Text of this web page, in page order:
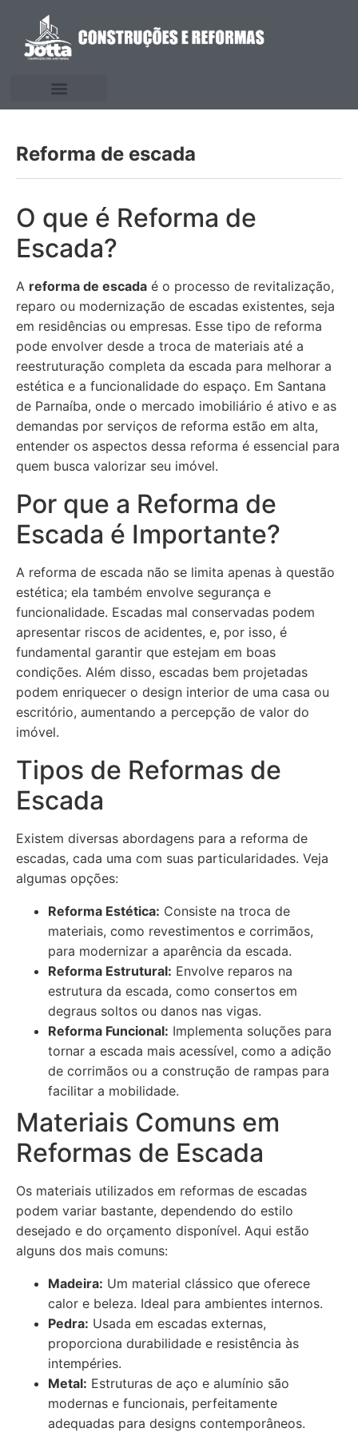
Reforma de escada
O que é Reforma de
Escada?
A reforma de escada é o processo de revitalização,
reparo ou modernização de escadas existentes, seja
em residências ou empresas. Esse tipo de reforma
pode envolver desde a troca de materiais até a
reestruturação completa da escada para melhorar a
estética e a funcionalidade do espaço. Em Santana
de Parnaíba, onde o mercado imobiliário é ativo e as
demandas por serviços de reforma estão em alta,
entender os aspectos dessa reforma é essencial para
quem busca valorizar seu imóvel.
Por que a Reforma de
Escada é Importante?
A reforma de escada não se limita apenas à questão
estética; ela também envolve segurança e
funcionalidade. Escadas mal conservadas podem
apresentar riscos de acidentes, e, por isso, é
fundamental garantir que estejam em boas
condições. Além disso, escadas bem projetadas
podem enriquecer o design interior de uma casa ou
escritório, aumentando a percepção de valor do
imóvel.
Tipos de Reformas de
Escada
Existem diversas abordagens para a reforma de
escadas, cada uma com suas particularidades. Veja
algumas opções:
Reforma Estética: Consiste na troca de
materiais, como revestimentos e corrimãos,
para modernizar a aparência da escada.
Reforma Estrutural: Envolve reparos na
estrutura da escada, como consertos em
degraus soltos ou danos nas vigas.
Reforma Funcional: Implementa soluções para
tornar a escada mais acessível, como a adição
de corrimãos ou a construção de rampas para
facilitar a mobilidade.
Materiais Comuns em
Reformas de Escada
Os materiais utilizados em reformas de escadas
podem variar bastante, dependendo do estilo
desejado e do orçamento disponível. Aqui estão
alguns dos mais comuns:
Madeira: Um material clássico que oferece
calor e beleza. Ideal para ambientes internos.
Pedra: Usada em escadas externas,
proporciona durabilidade e resistência às
intempéries.
Metal: Estruturas de aço e alumínio são
modernas e funcionais, perfeitamente
adequadas para designs contemporâneos.